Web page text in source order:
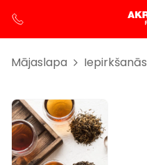
Mājaslapa Iepirkšanās